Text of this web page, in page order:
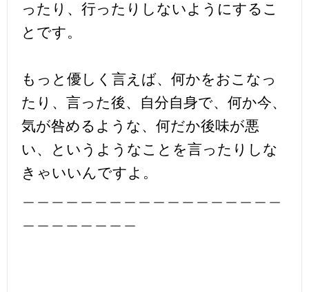
ったり、行ったりしないようにするこ
とです。
もっと優しく言えば、何かをおこなっ
たり、言った後、自分自身で、何か今、
気が咎めるような、何だか後味が悪
い、というようなことを言ったりしな
きゃいいんですよ。